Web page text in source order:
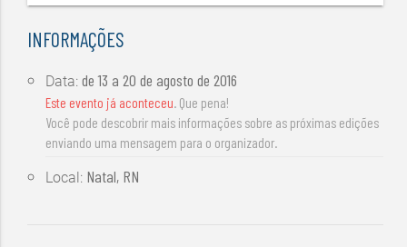
INFORMAÇÕES
Data:de13 a 20 de agosto de 2016
Este evento já aconteceu. Que pena!
Você pode descobrir mais informações sobre as próximas edições
enviando uma mensagem para o organizador.
Local: Natal, RN